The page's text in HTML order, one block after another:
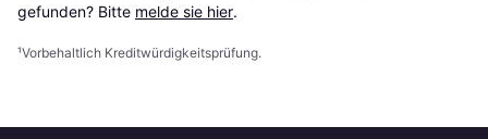
gefunden? Bitte melde sie hier.
¹Vorbehaltlich Kreditwürdigkeitsprüfung.